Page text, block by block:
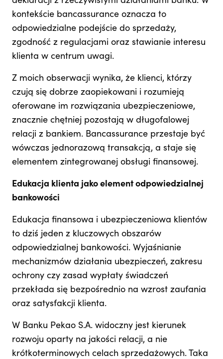
kontekście bancassurance oznacza to
odpowiedzialne podejście do sprzedaży,
zgodność z regulacjami oraz stawianie interesu
klienta w centrum uwagi.
Z moich obserwacji wynika, że klienci, którzy
czują się dobrze zaopiekowani i rozumieją
oferowane im rozwiązania ubezpieczeniowe,
znacznie chętniej pozostają w długofalowej
relacji z bankiem. Bancassurance przestaje być
wówczas jednorazową transakcją, a staje się
elementem zintegrowanej obsługi finansowej.
Edukacja klienta jako element odpowiedzialnej
bankowości
Edukacja finansowa i ubezpieczeniowa klientów
to dziś jeden z kluczowych obszarów
odpowiedzialnej bankowości. Wyjaśnianie
mechanizmów działania ubezpieczeń, zakresu
ochrony czy zasad wypłaty świadczeń
przekłada się bezpośrednio na wzrost zaufania
oraz satysfakcji klienta.
W Banku Pekao S.A. widoczny jest kierunek
rozwoju oparty na jakości relacji, a nie
krótkoterminowych celach sprzedażowych. Taka